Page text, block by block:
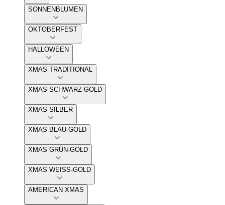
SONNENBLUMEN
OKTOBERFEST
HALLOWEEN
XMAS TRADITIONAL
XMAS SCHWARZ-GOLD
XMAS SILBER
XMAS BLAU-GOLD
XMAS GRÜN-GOLD
XMAS WEISS-GOLD
AMERICAN XMAS